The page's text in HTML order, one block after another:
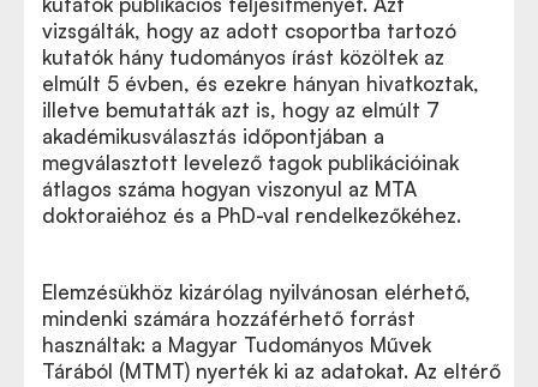
vizsgálták, hogy az adott csoportba tartozó
kutatók hány tudományos írást közöltek az
elmúlt 5 évben, és ezekre hányan hivatkoztak,
illetve bemutatták azt is, hogy az elmúlt 7
akadémikusválasztás időpontjában a
megválasztott levelező tagok publikációinak
átlagos száma hogyan viszonyul az MTA
doktoraiéhoz és a PhD-val rendelkezőkéhez.
Elemzésükhöz kizárólag nyilvánosan elérhető,
mindenki számára hozzáférhető forrást
használtak: a Magyar Tudományos Művek
Tárából (MTMT) nyerték ki az adatokat. Az eltérő